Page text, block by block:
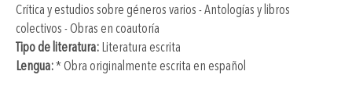
Crítica y estudios sobre géneros varios - Antologías y libros
colectivos - Obras en coautoría
Tipo de literatura: Literatura escrita
Lengua:* Obra originalmente escrita en español